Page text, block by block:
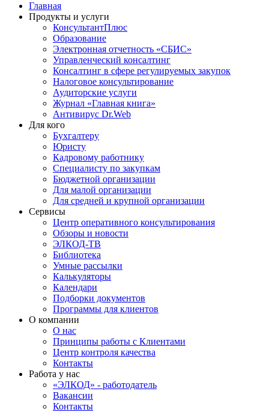
Главная
Продукты и услуги
КонсультантПлюс
Образование
Электронная отчетность «СБИС»
Управленческий консалтинг
Консалтинг в сфере регулируемых закупок
Налоговое консультирование
Аудиторские услуги
Журнал «Главная книга»
Антивирус Dr.Web
Для кого
Бухгалтеру
Юристу
Кадровому работнику
Специалисту по закупкам
Бюджетной организации
Для малой организации
Для средней и крупной организации
Сервисы
Центр оперативного консультирования
Обзоры и новости
ЭЛКОД-ТВ
Библиотека
Умные рассылки
Калькуляторы
Календари
Подборки документов
Программы для клиентов
О компании
О нас
Принципы работы с Клиентами
Центр контроля качества
Контакты
Работа у нас
«ЭЛКОД» - работодатель
Вакансии
Контакты